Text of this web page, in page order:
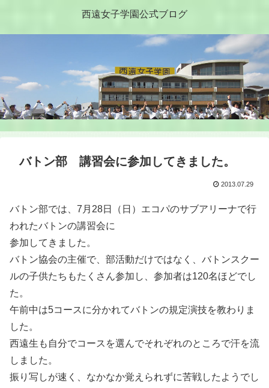
西遠女子学園公式ブログ
バトン部 講習会に参加してきました。
2013.07.29
バトン部では、7月28日（日）エコパのサブアリーナで行
われたバトンの講習会に
参加してきました。
バトン協会の主催で、部活動だけではなく、バトンスクー
ルの子供たちもたくさん参加し、参加者は120名ほどでし
た。
午前中は5コースに分かれてバトンの規定演技を教わりま
した。
西遠生も自分でコースを選んでそれぞれのところで汗を流
しました。
振り写しが速く、なかなか覚えられずに苦戦したようでし